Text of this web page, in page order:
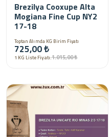
Brezilya Cooxupe Alta
Mogiana Fine Cup NY2
17-18
Toptan Alımda KG Birim Fiyatı
725,00 ₺
1 KG Liste Fiyatı:1.015,00 ₺